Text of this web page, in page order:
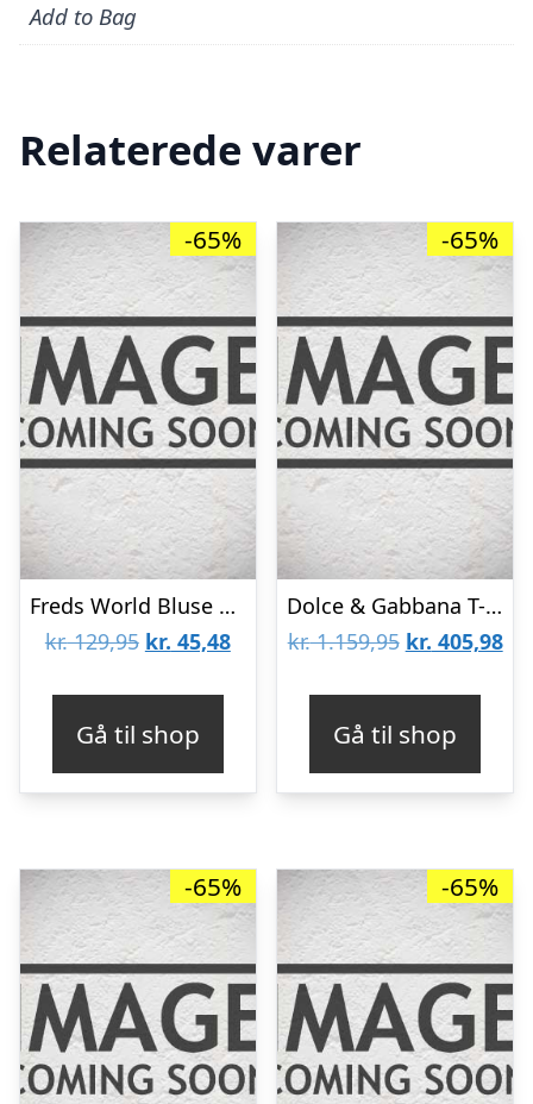
Add to Bag
Relaterede varer
-65%
Freds World Bluse – Warm Coral
kr.129,95 Den
kr. 129,95.
kr. 45,48Den
kr. 45,48.
Gå til shop
-65%
Dolce & Gabbana T-shirt – Grå m. Print
kr.1.159,95 Den
kr. 1.159,95.
kr. 405,98
kr.
Gå til shop
-65% -65%